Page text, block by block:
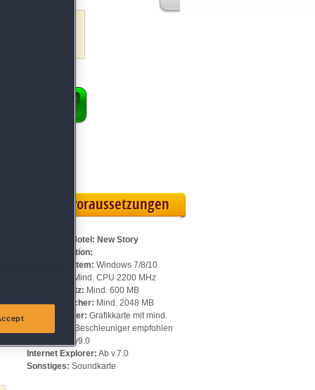
Systemvoraussetzungen
Für Jane's Hotel: New Story
Sammleredition:
Betriebssystem: Windows 7/8/10
Mind. CPU 2200 MHz
Speicherplatz: Mind. 600 MB
Arbeitsspeicher: Mind. 2048 MB
Videospeicher: Grafikkarte mit mind.
128 MB, 3D-Beschleuniger empfohlen
Ab v9.0
Internet Explorer: Ab v.7.0
Sonstiges: Soundkarte